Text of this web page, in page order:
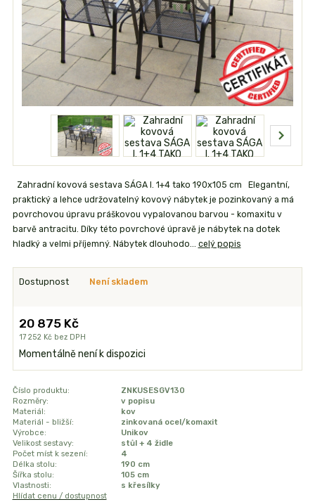
Zahradní kovová sestava SÁGA I. 1+4 tako 190x105 cm Elegantní,
praktický a lehce udržovatelný kovový nábytek je pozinkovaný a má
povrchovou úpravu práškovou vypalovanou barvou - komaxitu v
barvě antracitu. Díky této povrchové úpravě je nábytek na dotek
hladký a velmi příjemný. Nábytek dlouhodo... celý popis
Dostupnost Není skladem
20 875 Kč
17 252 Kč bez DPH
Momentálně není k dispozici
Číslo produktu:
ZNKUSESGV130
Rozměry:
v popisu
Materiál:
kov
Materiál - bližší:
zinkovaná ocel/komaxit
Výrobce:
Unikov
Velikost sestavy:
stůl + 4 židle
Počet míst k sezení:
4
Délka stolu:
190 cm
Šířka stolu:
105 cm
Vlastnosti:
s křesílky
Hlídat cenu / dostupnost